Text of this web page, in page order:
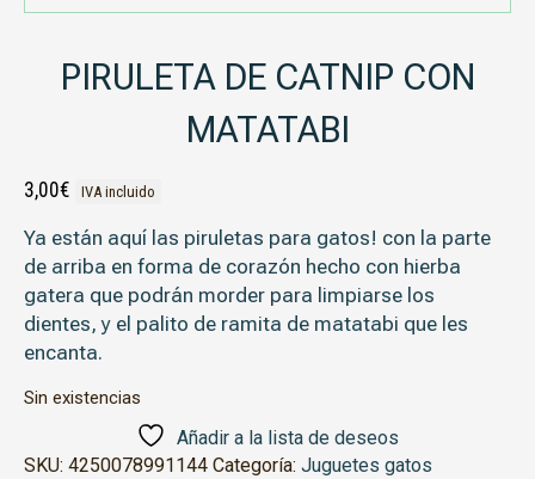
PIRULETA DE CATNIP CON
MATATABI
3,00€ IVA incluido
Ya están aquí las piruletas para gatos! con la parte
de arriba en forma de corazón hecho con hierba
gatera que podrán morder para limpiarse los
dientes, y el palito de ramita de matatabi que les
encanta.
Sin existencias
Añadir a la lista de deseos
SKU: 4250078991144 Categoría: Juguetes gatos